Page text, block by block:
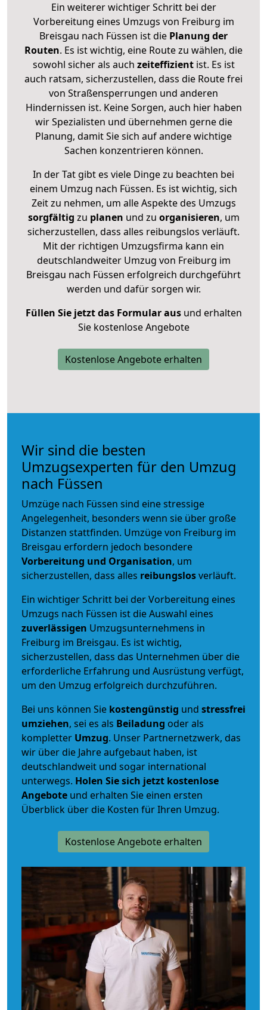
Ein weiterer wichtiger Schritt bei der
Vorbereitung eines Umzugs von Freiburg im
Breisgau nach Füssen ist die Planung der
Routen. Es ist wichtig, eine Route zu wählen, die
sowohl sicher als auch zeiteffizientist. Es ist
auch ratsam, sicherzustellen, dass die Route frei
von Straßensperrungen und anderen
Hindernissen ist. Keine Sorgen, auch hier haben
wir Spezialisten und übernehmen gerne die
Planung, damit Sie sich auf andere wichtige
Sachen konzentrieren können.
In der Tat gibt es viele Dinge zu beachten bei
einem Umzug nach Füssen. Es ist wichtig, sich
Zeit zu nehmen, um alle Aspekte des Umzugs
sorgfältig zu planen und zu organisieren, um
sicherzustellen, dass alles reibungslos verläuft.
Mit der richtigen Umzugsfirma kann ein
deutschlandweiter Umzug von Freiburg im
Breisgau nach Füssen erfolgreich durchgeführt
werden und dafür sorgen wir.
Füllen Sie jetzt das Formular ausund erhalten
Sie kostenlose Angebote
Kostenlose Angebote erhalten
Wir sind die besten
Umzugsexperten für den Umzug
nach Füssen
Umzüge nach Füssen sind eine stressige
Angelegenheit, besonders wenn sie über große
Distanzen stattfinden. Umzüge von Freiburg im
Breisgau erfordern jedoch besondere
Vorbereitung und Organisation, um
sicherzustellen, dass alles reibungslosverläuft.
Ein wichtiger Schritt bei der Vorbereitung eines
Umzugs nach Füssen ist die Auswahl eines
zuverlässigen Umzugsunternehmens in
Freiburg im Breisgau. Es ist wichtig,
sicherzustellen, dass das Unternehmen über die
erforderliche Erfahrung und Ausrüstung verfügt,
um den Umzug erfolgreich durchzuführen.
Bei uns können Sie kostengünstig und stressfrei
umziehen, sei es als Beiladung oder als
kompletter Umzug. Unser Partnernetzwerk, das
wir über die Jahre aufgebaut haben, ist
deutschlandweit und sogar international
unterwegs. Holen Sie sich jetzt kostenlose
Angebote und erhalten Sie einen ersten
Überblick über die Kosten für Ihren Umzug.
Kostenlose Angebote erhalten